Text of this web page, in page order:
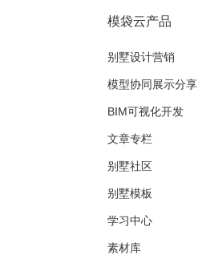
模袋云产品
别墅设计营销
模型协同展示分享
BIM可视化开发
文章专栏
别墅社区
别墅模板
学习中心
素材库